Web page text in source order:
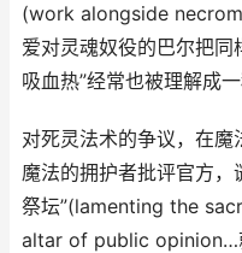
(work alongside
爱对灵魂奴役的巴尔把同
吸血热”经常也被理解成一
对死灵法术的争议，在
魔法的拥护者批评官方，
祭坛”(lamenting the
altar of public opinion…